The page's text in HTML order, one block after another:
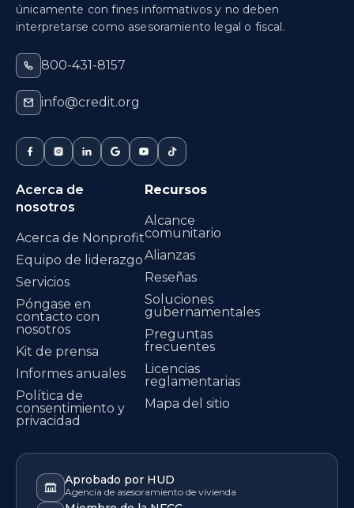
únicamente con fines informativos y no deben
interpretarse como asesoramiento legal o fiscal.
800-431-8157
info@credit.org
Acerca de
nosotros
Acerca de Nonprofit
Equipo de liderazgo
Servicios
Póngase en
contacto con
nosotros
Kit de prensa
Informes anuales
Política de
consentimiento y
privacidad
Recursos
Alcance
comunitario
Alianzas
Reseñas
Soluciones
gubernamentales
Preguntas
frecuentes
Licencias
reglamentarias
Mapa del sitio
Aprobado por HUD
Agencia de asesoramiento de vivienda